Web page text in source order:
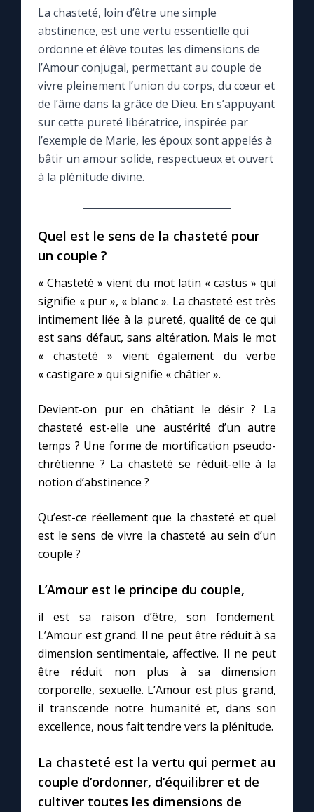
Le magazine
Le site internet
Questions-réponses
Prier au quotidien
Avec Thérèse de Lisieux
Les premiers samedis du mois
Marie qui défait les nœuds
Me consacrer à Jésus par Marie
Mes intentions de prière
Une Minute avec Marie
Une neuvaine
À la une
1000 Raisons de Croire
Chapelet pour le monde
Contact
Faire un don
Marie de Nazareth
La chasteté, loin d’être une simple
abstinence, est une vertu essentielle qui
ordonne et élève toutes les dimensions de
l’Amour conjugal, permettant au couple de
vivre pleinement l’union du corps, du cœur et
de l’âme dans la grâce de Dieu. En s’appuyant
sur cette pureté libératrice, inspirée par
l’exemple de Marie, les époux sont appelés à
bâtir un amour solide, respectueux et ouvert
à la plénitude divine.
Quel est le sens de la chasteté pour
un couple ?
« Chasteté » vient du mot latin « castus » qui
signifie « pur », « blanc ». La chasteté est très
intimement liée à la pureté, qualité de ce qui
est sans défaut, sans altération. Mais le mot
« chasteté » vient également du verbe
« castigare » qui signifie « châtier ».
Devient-on pur en châtiant le désir ? La
chasteté est-elle une austérité d’un autre
temps ? Une forme de mortification pseudo-
chrétienne ? La chasteté se réduit-elle à la
notion d’abstinence ?
Qu’est-ce réellement que la chasteté et quel
est le sens de vivre la chasteté au sein d’un
couple ?
L’Amour est le principe du couple,
il est sa raison d’être, son fondement.
L’Amour est grand. Il ne peut être réduit à sa
dimension sentimentale, affective. Il ne peut
être réduit non plus à sa dimension
corporelle, sexuelle. L’Amour est plus grand,
il transcende notre humanité et, dans son
excellence, nous fait tendre vers la plénitude.
La chasteté est la vertu qui permet au
couple d’ordonner, d’équilibrer et de
cultiver toutes les dimensions de